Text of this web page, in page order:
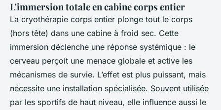
L'immersion totale en cabine corps entier
La cryothérapie corps entier plonge tout le corps
(hors tête) dans une cabine à froid sec. Cette
immersion déclenche une réponse systémique : le
cerveau perçoit une menace globale et active les
mécanismes de survie. L’effet est plus puissant, mais
nécessite une installation spécialisée. Souvent utilisée
par les sportifs de haut niveau, elle influence aussi le